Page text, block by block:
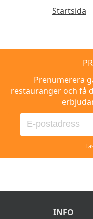
Startsida
Prenumerera
restauranger och få
INFO